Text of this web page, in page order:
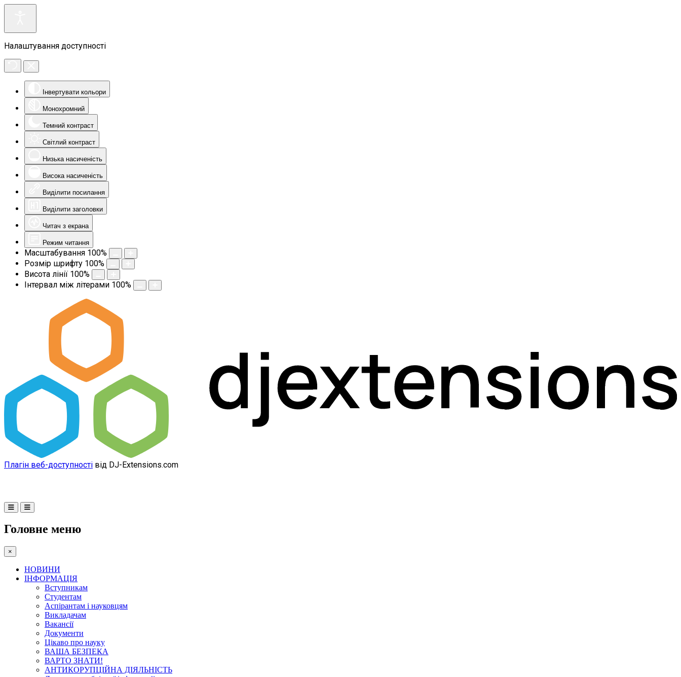
Налаштування доступності
Інвертувати кольори
Монохромний
Темний контраст
Світлий контраст
Низька насиченість
Висока насиченість
Виділити посилання
Виділити заголовки
Читач з екрана
Режим читання
Масштабування 100%
Розмір шрифту 100%
Висота лінії 100%
Інтервал між літерами 100%
Плагін веб-доступності від DJ-Extensions.com
Головне меню
×
НОВИНИ
ІНФОРМАЦІЯ
Вступникам
Студентам
Аспірантам і науковцям
Викладачам
Вакансії
Документи
Цікаво про науку
ВАША БЕЗПЕКА
ВАРТО ЗНАТИ!
АНТИКОРУПЦІЙНА ДІЯЛЬНІСТЬ